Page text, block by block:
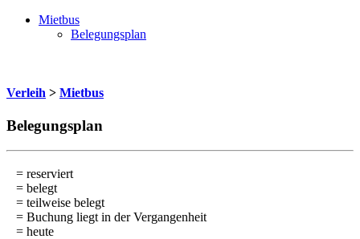
Mietbus
Belegungsplan
Verleih > Mietbus
Belegungsplan
= reserviert
= belegt
= teilweise belegt
= Buchung liegt in der Vergangenheit
= heute